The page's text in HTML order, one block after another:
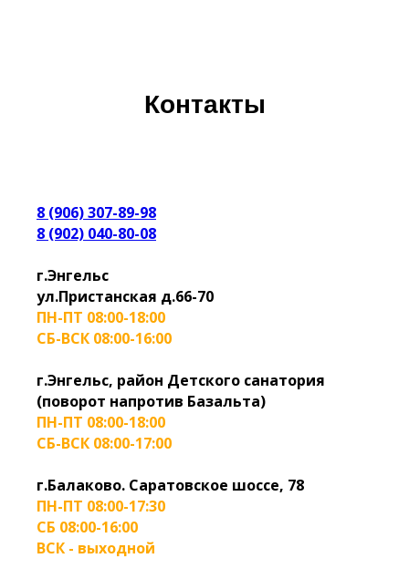
Контакты
8 (906) 307-89-98
8 (902) 040-80-08
г.Энгельс
ул.Пристанская д.66-70
ПН-ПТ 08:00-18:00
СБ-ВСК 08:00-16:00
г.Энгельс, район Детского санатория
(поворот напротив Базальта)
ПН-ПТ 08:00-18:00
СБ-ВСК 08:00-17:00
г.Балаково. Саратовское шоссе, 78
ПН-ПТ 08:00-17:30
СБ 08:00-16:00
ВСК - выходной